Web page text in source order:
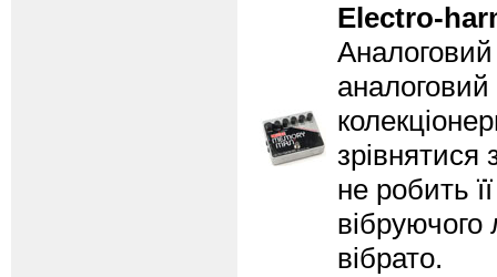
Electro-
Аналоговий
зрівнятися
не робить
вібрато.